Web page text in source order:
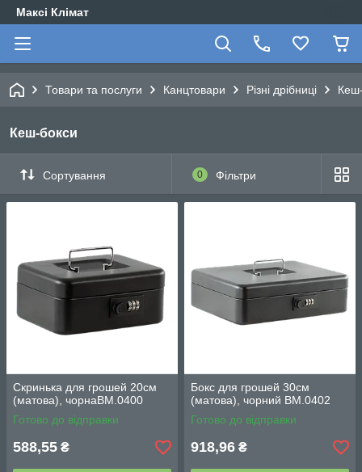
Максі Клімат
Товари та послуги Канцтовари Різні дрібниці
Кеш-бокси
Сортування 0 Фільтри
Скринька для грошей 20см
(матова), чорнаВМ.0400
Готово до відправки
588,55 ₴
Бокс для грошей 30см
(матова), чорний ВМ.0402
Готово до відправки
918,96 ₴